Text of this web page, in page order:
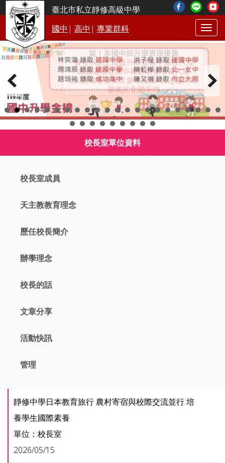
臺北市私立靜修高級中學
國中 | 高中 | 專業群科
校長室單位資料
校長室成員
天主教教育理念
歷任校長簡介
辦學理念
校長的話
文章分享
活動快訊
管理
靜修中學日本教育旅行 農村寄宿與校際交流並行 培
養學生國際素養
單位：校長室
2026/05/15